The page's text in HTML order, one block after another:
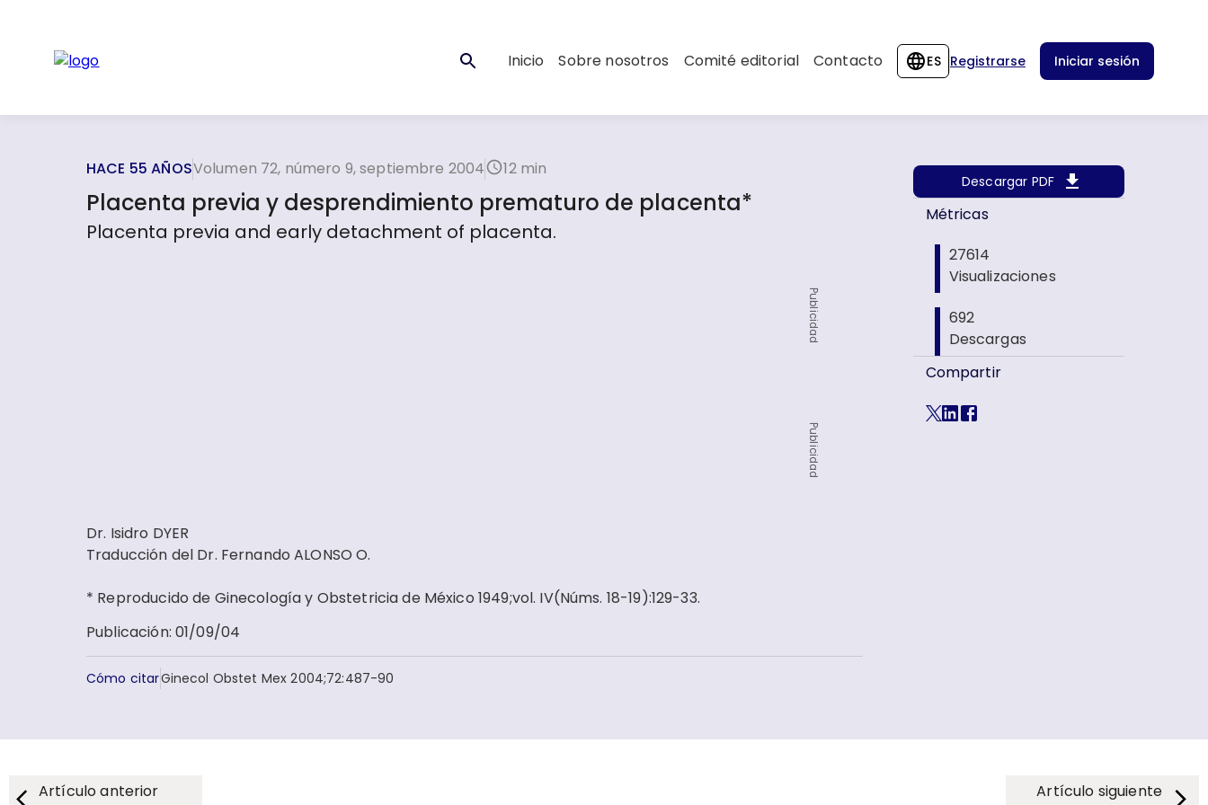
Inicio Sobre nosotros Comité editorial Contacto ES Registrarse Iniciar sesión
HACE 55 AÑOSVolumen 72, número 9, septiembre 2004 12 min
Placenta previa y desprendimiento prematuro de placenta*
Placenta previa and early detachment of placenta.
Publicidad
Publicidad
Dr. Isidro DYER
Traducción del Dr. Fernando ALONSO O.
* Reproducido de Ginecología y Obstetricia de México 1949;vol. IV(Núms. 18-19):129-33.
Publicación: 01/09/04
Cómo citarGinecol Obstet Mex 2004;72:487-90
Descargar PDF
Métricas
27614
Visualizaciones
692
Descargas
Compartir
Artículo anterior
Artículo siguiente